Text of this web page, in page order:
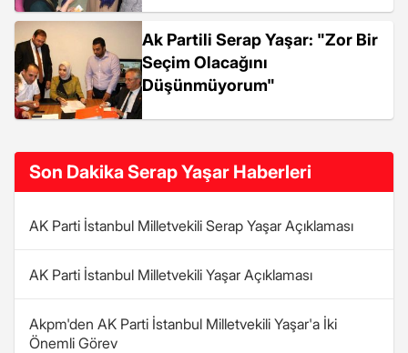
Ak Partili Serap Yaşar: "Zor Bir
Seçim Olacağını
Düşünmüyorum"
Son Dakika Serap Yaşar Haberleri
AK Parti İstanbul Milletvekili Serap Yaşar Açıklaması
AK Parti İstanbul Milletvekili Yaşar Açıklaması
Akpm'den AK Parti İstanbul Milletvekili Yaşar'a İki
Önemli Görev